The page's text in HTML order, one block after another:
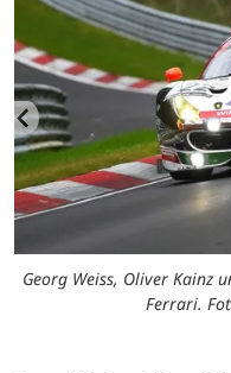
Georg Weiss, Oliver Kainz
Ferrari.